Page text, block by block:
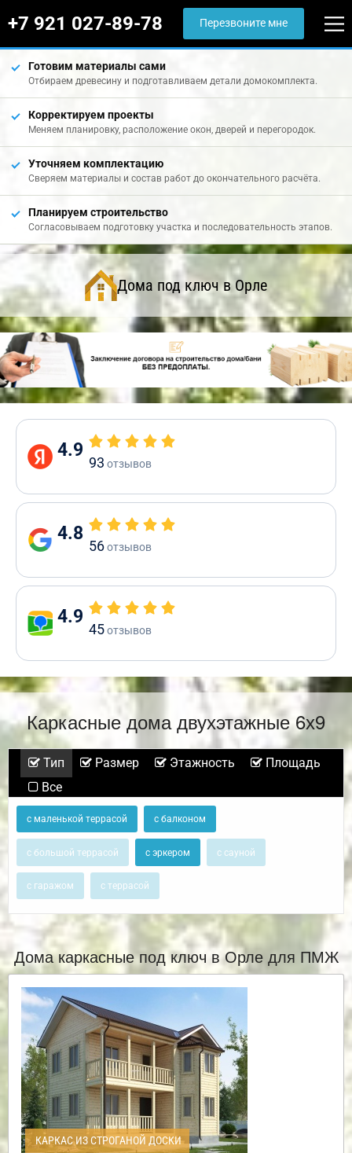
+7 921 027-89-78 Перезвоните мне
Готовим материалы сами
Отбираем древесину и подготавливаем детали домокомплекта.
Корректируем проекты
Меняем планировку, расположение окон, дверей и перегородок.
Уточняем комплектацию
Сверяем материалы и состав работ до окончательного расчёта.
Планируем строительство
Согласовываем подготовку участка и последовательность этапов.
Дома под ключ в Орле
4.9
93 отзывов
4.8
56отзывов
4.9
45отзывов
Каркасные дома двухэтажные 6х9
Тип Размер Этажность
Площадь
Все
с маленькой террасой с балконом
с большой террасой с эркером с сауной
с гаражом с террасой
Дома каркасные под ключ в Орле для ПМЖ
КАРКАС ИЗ СТРОГАНОЙ ДОСКИ